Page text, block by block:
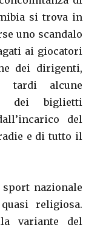
si trova in
uno scandalo
ai giocatori
dei dirigenti,
tardi alcune
dei biglietti
del
e di tutto il
nazionale
religiosa.
variante del